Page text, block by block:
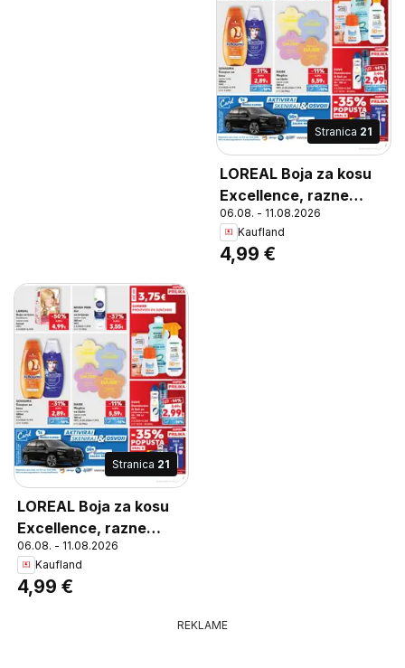
Stranica 21
LOREAL Boja za kosu
Excellence, razne
vrste, komad
06.08. - 11.08.2026
Kaufland
4,99 €
Stranica 21
LOREAL Boja za kosu
Excellence, razne
vrste, komad
06.08. - 11.08.2026
Kaufland
4,99 €
REKLAME